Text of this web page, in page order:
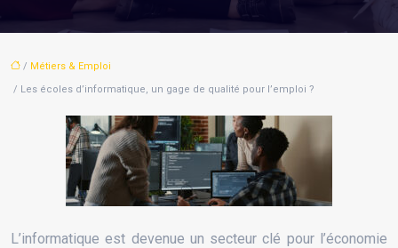
/ Métiers & Emploi
/ Les écoles d’informatique, un gage de qualité pour l’emploi ?
L’informatique est devenue un secteur clé pour l’économie